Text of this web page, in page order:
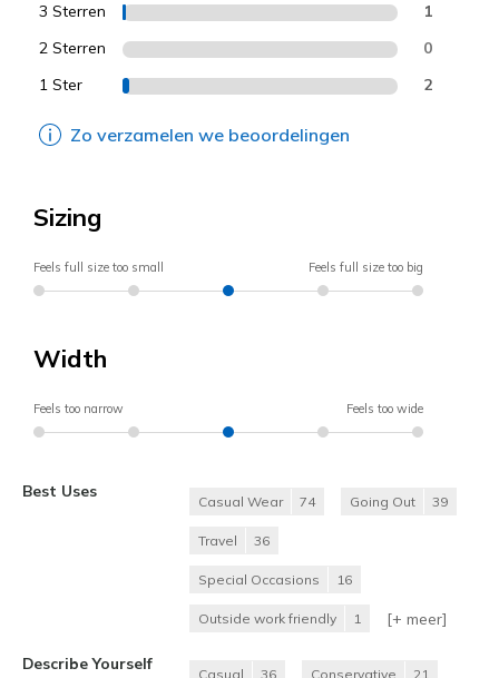
3 Sterren 1
2 Sterren 0
1 Ster 2
Zo verzamelen we beoordelingen
Sizing
Feels full size too small Feels full size too big
Width
Feels too narrow Feels too wide
Best Uses
Casual Wear 74 Going Out 39
Travel 36
Special Occasions 16
Outside work friendly 1 [+ meer]
Describe Yourself
Casual 36 Conservative 21